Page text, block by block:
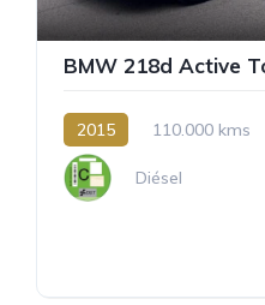
2015 110.000 kms
Diésel